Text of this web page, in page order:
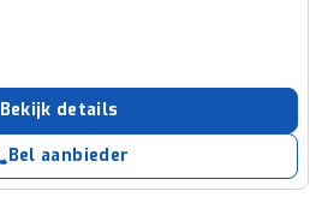
Bekijk details
Bel aanbieder